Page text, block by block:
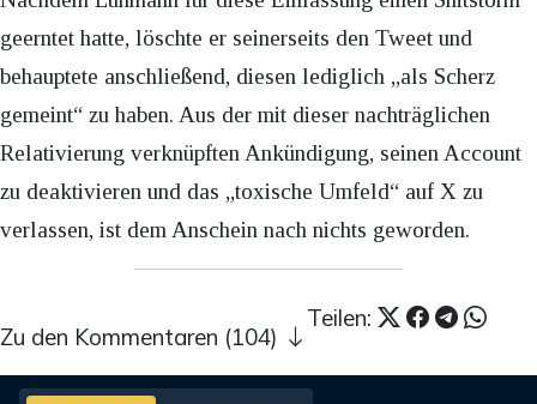
geerntet hatte, löschte er seinerseits den Tweet und
behauptete anschließend, diesen lediglich „als Scherz
gemeint“ zu haben. Aus der mit dieser nachträglichen
Relativierung verknüpften Ankündigung, seinen Account
zu deaktivieren und das „toxische Umfeld“ auf X zu
verlassen, ist dem Anschein nach nichts geworden.
Teilen:
Zu den Kommentaren (104)